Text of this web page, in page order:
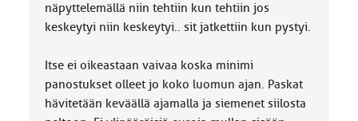
näpyttelemällä niin tehtiin kun tehtiin jos
keskeytyi niin keskeytyi.. sit jatkettiin kun pystyi.
Itse ei oikeastaan vaivaa koska minimi
panostukset olleet jo koko luomun ajan. Paskat
hävitetään keväällä ajamalla ja siemenet siilosta